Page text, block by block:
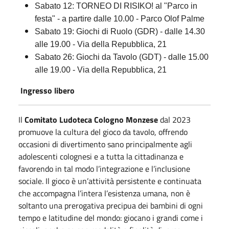
Sabato 12: TORNEO DI RISIKO! al "Parco in
festa" - a partire dalle 10.00 - Parco Olof Palme
Sabato 19: Giochi di Ruolo (GDR) - dalle 14.30
alle 19.00 - Via della Repubblica, 21
Sabato 26: Giochi da Tavolo (GDT) - dalle 15.00
alle 19.00 - Via della Repubblica, 21
Ingresso libero
Il Comitato Ludoteca Cologno Monzesedal 2023
promuove la cultura del gioco da tavolo, offrendo
occasioni di divertimento sano principalmente agli
adolescenti colognesi e a tutta la cittadinanza e
favorendo in tal modo l’integrazione e l’inclusione
sociale. Il gioco è un’attività persistente e continuata
che accompagna l’intera l’esistenza umana, non è
soltanto una prerogativa precipua dei bambini di ogni
tempo e latitudine del mondo: giocano i grandi come i